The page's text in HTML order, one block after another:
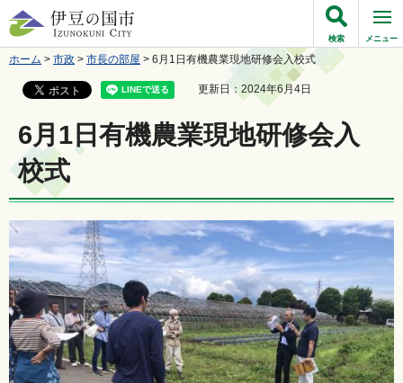
伊豆の国市
検索 メニュー
ホーム > 市政 > 市長の部屋 > 6月1日有機農業現地研修会入校式
更新日：2024年6月4日
6月1日有機農業現地研修会入
校式